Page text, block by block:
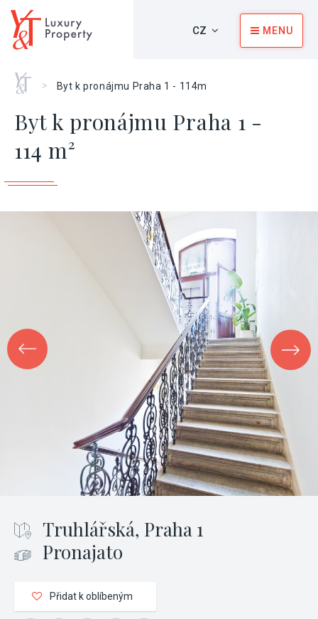
CZ MENU
Home
> Byt k pronájmu Praha 1 - 114m
Byt k pronájmu Praha 1 -
114 m²
Truhlářská, Praha 1
Pronajato
Přidat k oblíbeným